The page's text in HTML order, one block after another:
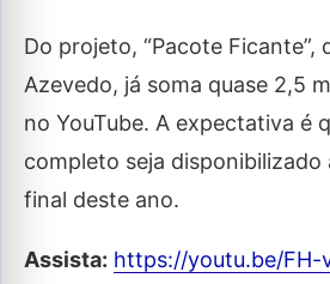
Do projeto, “Pacote Ficante”,
Azevedo, já soma quase 2,5
no YouTube. A expectativa é
completo seja disponibilizado
final deste ano.
Assista: https://youtu.be/FH-